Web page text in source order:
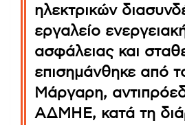
ηλεκτρικών
εργαλείο
ασφάλειας και
επισημάνθηκε από
Μάργαρη,
ΑΔΜΗΕ, κατά τη